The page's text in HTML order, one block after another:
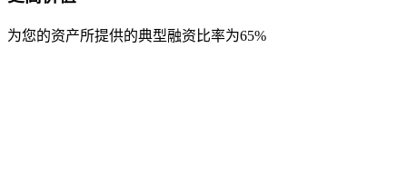
为您的资产所提供的典型融资比率为65%